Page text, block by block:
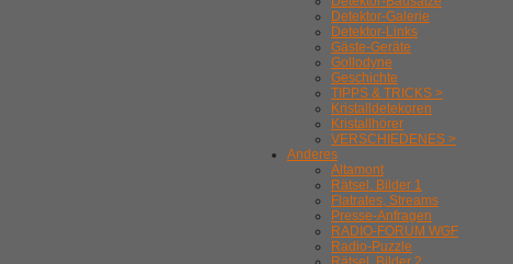
Detektor-Galerie
Detektor-Links
Gäste-Geräte
Gollodyne
Geschichte
TIPPS & TRICKS >
Kristalldetekoren
Kristallhörer
VERSCHIEDENES >
Anderes
Altamont
Rätsel. Bilder 1
Flatrates, Streams
Presse-Anfragen
RADIO-FORUM WGF
Radio-Puzzle